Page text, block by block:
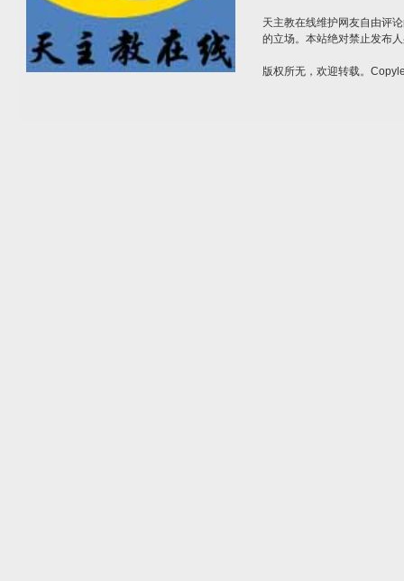
天主教在线维护网友自由评
的立场。本站绝对禁止发布
版权所无，欢迎转载。